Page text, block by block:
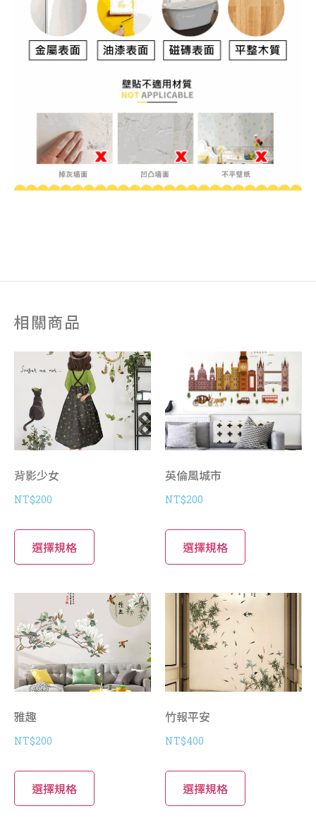
相關商品
背影少女
NT$200
選擇規格
英倫風城市
NT$200
選擇規格
雅趣
NT$200
選擇規格
竹報平安
NT$400
選擇規格